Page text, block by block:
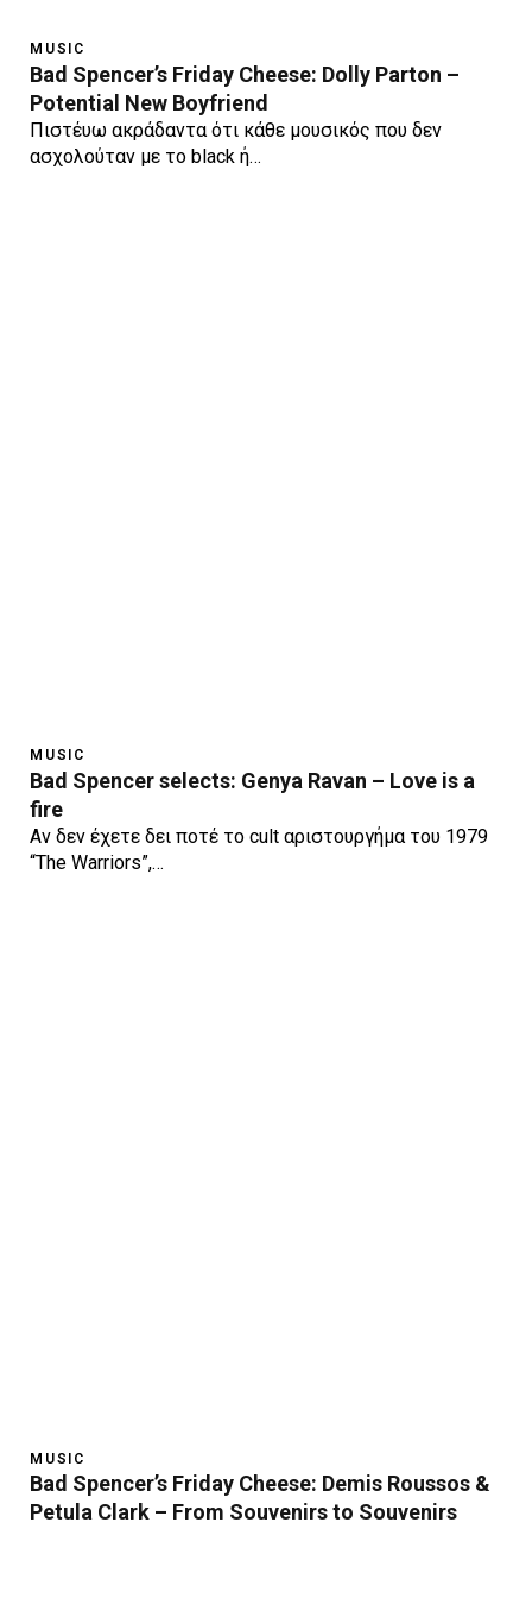
MUSIC
Bad Spencer’s Friday Cheese: Dolly Parton –
Potential New Boyfriend
Πιστέυω ακράδαντα ότι κάθε μουσικός που δεν
ασχολούταν με το black ή…
MUSIC
Bad Spencer selects: Genya Ravan – Love is a
fire
Αν δεν έχετε δει ποτέ το cult αριστουργήμα του 1979
“The Warriors”,…
MUSIC
Bad Spencer’s Friday Cheese: Demis Roussos &
Petula Clark – From Souvenirs to Souvenirs